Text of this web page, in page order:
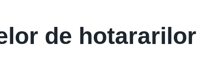
de hotararilor